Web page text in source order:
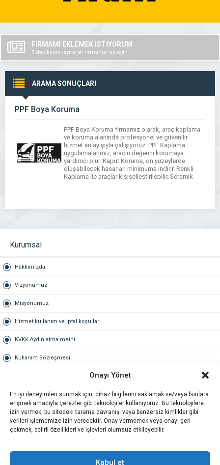
Onayı Yönet
En iyi deneyimleri sunmak için, cihaz bilgilerini saklamak ve/veya bunlara
erişmek amacıyla çerezler gibi teknolojiler kullanıyoruz. Bu teknolojilere
izin vermek, bu sitedeki tarama davranışı veya benzersiz kimlikler gibi
verileri işlememize izin verecektir. Onay vermemek veya onayı geri
çekmek, belirli özellikleri ve işlevleri olumsuz etkileyebilir.
Kabul et
FİRMAMI EKLEMEK İSTİYORUM
5 dakikanızı ayırarak firmanızı ekleyin..
ARAMA SONUÇLARI
PPF Boya Koruma
PPF Boya Koruma firmamız olarak, araç kaplama
ve koruma alanında profesyonel ve güvenilir
hizmet anlayışıyla çalışıyoruz. PPF Kaplama
uygulamalarımız, aracın değerini korumaya
yardımcı olur. Kaput Koruma, ön yüzeylerde
oluşabilecek hasarları minimuma indirir. Renkli
Kaplama ile araçlar kişiselleştirilebilir. Seramik
Kaplama sayesinde yüzey daha dayanıklı ve
Kurumsal
Hakkımızda
Vizyonumuz
Misyonumuz
Hizmet kullanım ve iptal koşulları
KVKK Aydınlatma metni
Kullanım Sözleşmesi
Gold üyelik nedir
Kariyer